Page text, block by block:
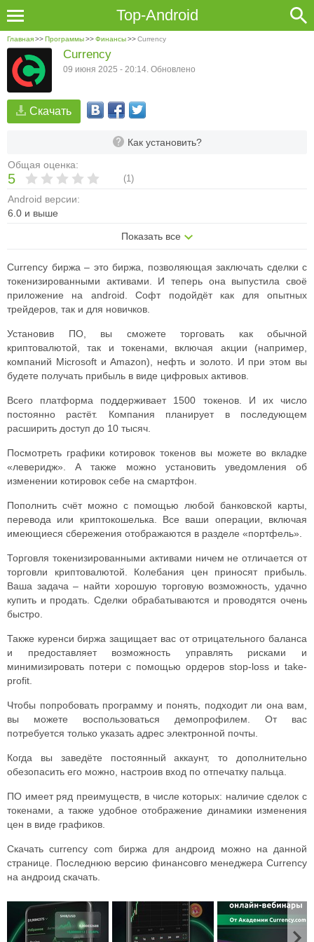
Top-Android
Главная>>Программы>>Финансы>>Currency
Скачать
Как установить?
Общая оценка:
5 (1)
Android версии:
6.0 и выше
Показать все
Currency
09 июня 2025 - 20:14. Обновлено
Currency биржа – это биржа, позволяющая заключать сделки с
токенизированными активами. И теперь она выпустила своё
приложение на android. Софт подойдёт как для опытных
трейдеров, так и для новичков.
Установив ПО, вы сможете торговать как обычной
криптовалютой, так и токенами, включая акции (например,
компаний Microsoft и Amazon), нефть и золото. И при этом вы
будете получать прибыль в виде цифровых активов.
Всего платформа поддерживает 1500 токенов. И их число
постоянно растёт. Компания планирует в последующем
расширить доступ до 10 тысяч.
Посмотреть графики котировок токенов вы можете во вкладке
«леверидж». А также можно установить уведомления об
изменении котировок себе на смартфон.
Пополнить счёт можно с помощью любой банковской карты,
перевода или криптокошелька. Все ваши операции, включая
имеющиеся сбережения отображаются в разделе «портфель».
Торговля токенизированными активами ничем не отличается от
торговли криптовалютой. Колебания цен приносят прибыль.
Ваша задача – найти хорошую торговую возможность, удачно
купить и продать. Сделки обрабатываются и проводятся очень
быстро.
Также куренси биржа защищает вас от отрицательного баланса
и предоставляет возможность управлять рисками и
минимизировать потери с помощью ордеров stop-loss и take-
profit.
Чтобы попробовать программу и понять, подходит ли она вам,
вы можете воспользоваться демопрофилем. От вас
потребуется только указать адрес электронной почты.
Когда вы заведёте постоянный аккаунт, то дополнительно
обезопасить его можно, настроив вход по отпечатку пальца.
ПО имеет ряд преимуществ, в числе которых: наличие сделок с
токенами, а также удобное отображение динамики изменения
цен в виде графиков.
Скачатьcurrency com биржа для андроид можно на данной
странице.
Последнюю версию финансовго менеджера Currency
на андроид скачать.